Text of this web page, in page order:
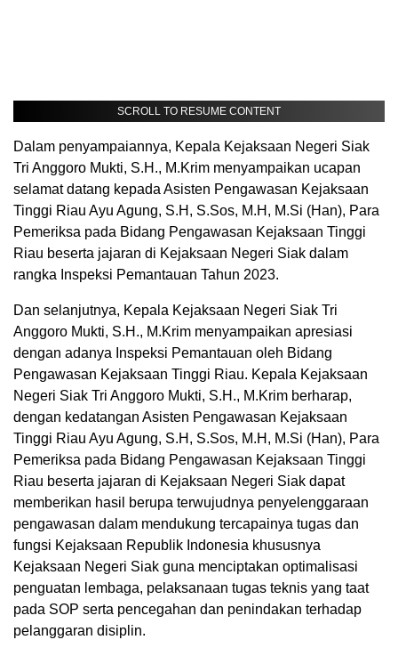
SCROLL TO RESUME CONTENT
Dalam penyampaiannya, Kepala Kejaksaan Negeri Siak
Tri Anggoro Mukti, S.H., M.Krim menyampaikan ucapan
selamat datang kepada Asisten Pengawasan Kejaksaan
Tinggi Riau Ayu Agung, S.H, S.Sos, M.H, M.Si (Han), Para
Pemeriksa pada Bidang Pengawasan Kejaksaan Tinggi
Riau beserta jajaran di Kejaksaan Negeri Siak dalam
rangka Inspeksi Pemantauan Tahun 2023.
Dan selanjutnya, Kepala Kejaksaan Negeri Siak Tri
Anggoro Mukti, S.H., M.Krim menyampaikan apresiasi
dengan adanya Inspeksi Pemantauan oleh Bidang
Pengawasan Kejaksaan Tinggi Riau. Kepala Kejaksaan
Negeri Siak Tri Anggoro Mukti, S.H., M.Krim berharap,
dengan kedatangan Asisten Pengawasan Kejaksaan
Tinggi Riau Ayu Agung, S.H, S.Sos, M.H, M.Si (Han), Para
Pemeriksa pada Bidang Pengawasan Kejaksaan Tinggi
Riau beserta jajaran di Kejaksaan Negeri Siak dapat
memberikan hasil berupa terwujudnya penyelenggaraan
pengawasan dalam mendukung tercapainya tugas dan
fungsi Kejaksaan Republik Indonesia khususnya
Kejaksaan Negeri Siak guna menciptakan optimalisasi
penguatan lembaga, pelaksanaan tugas teknis yang taat
pada SOP serta pencegahan dan penindakan terhadap
pelanggaran disiplin.